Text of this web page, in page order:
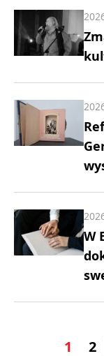
W
1 2